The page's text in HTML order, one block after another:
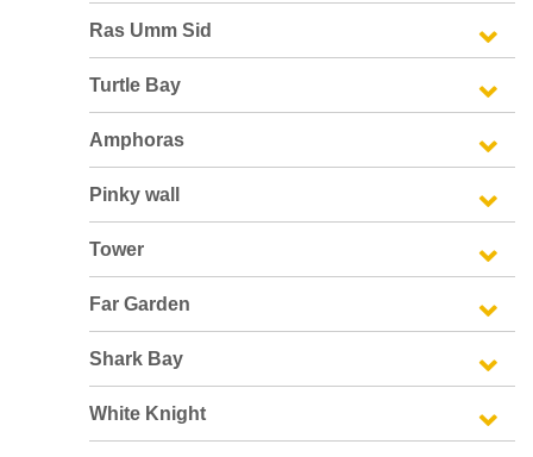
Ras Umm Sid
Turtle Bay
Amphoras
Pinky wall
Tower
Far Garden
Shark Bay
White Knight